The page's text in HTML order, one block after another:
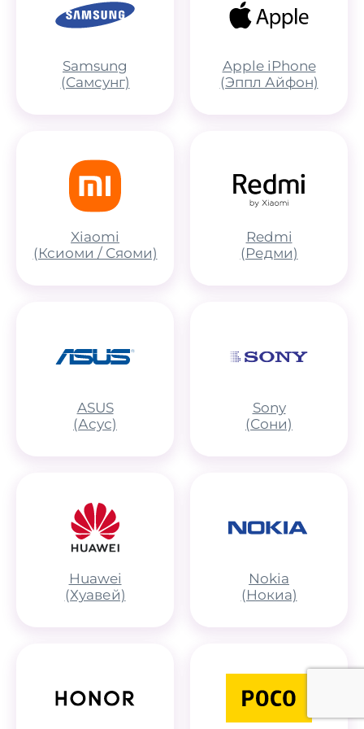
Samsung
(Самсунг)
Apple iPhone
(Эппл Айфон)
Xiaomi
(Ксиоми / Сяоми)
Redmi
(Редми)
ASUS
(Асус)
Sony
(Сони)
Huawei
(Хуавей)
Nokia
(Нокиа)